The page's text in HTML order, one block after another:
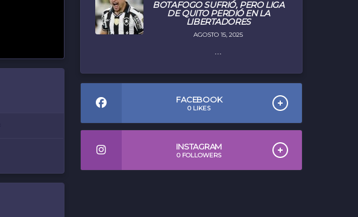
BOTAFOGO SUFRIÓ, PERO LIGA
DE QUITO PERDIÓ EN LA
LIBERTADORES
AGOSTO 15, 2025
FACEBOOK
0LIKES
INSTAGRAM
0FOLLOWERS